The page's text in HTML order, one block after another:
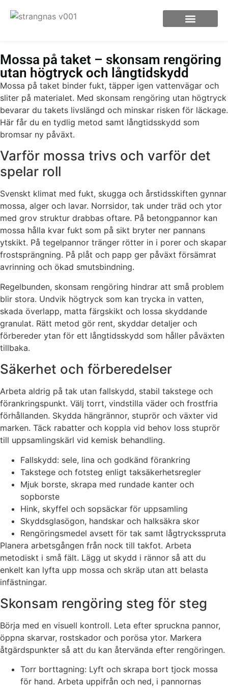
Mossa på taket – skonsam rengöring
utan högtryck och långtidskydd
Mossa på taket binder fukt, täpper igen vattenvägar och
sliter på materialet. Med skonsam rengöring utan högtryck
bevarar du takets livslängd och minskar risken för läckage.
Här får du en tydlig metod samt långtidsskydd som
bromsar ny påväxt.
Varför mossa trivs och varför det
spelar roll
Svenskt klimat med fukt, skugga och årstidsskiften gynnar
mossa, alger och lavar. Norrsidor, tak under träd och ytor
med grov struktur drabbas oftare. På betongpannor kan
mossa hålla kvar fukt som på sikt bryter ner pannans
ytskikt. På tegelpannor tränger rötter in i porer och skapar
frostsprängning. På plåt och papp ger påväxt försämrat
avrinning och ökad smutsbindning.
Regelbunden, skonsam rengöring hindrar att små problem
blir stora. Undvik högtryck som kan trycka in vatten,
skada överlapp, matta färgskikt och lossa skyddande
granulat. Rätt metod gör rent, skyddar detaljer och
förbereder ytan för ett långtidsskydd som håller påväxten
tillbaka.
Säkerhet och förberedelser
Arbeta aldrig på tak utan fallskydd, stabil takstege och
förankringspunkt. Välj torrt, vindstilla väder och frostfria
förhållanden. Skydda hängrännor, stuprör och växter vid
marken. Täck rabatter och koppla vid behov loss stuprör
till uppsamlingskärl vid kemisk behandling.
Fallskydd: sele, lina och godkänd förankring
Takstege och fotsteg enligt taksäkerhetsregler
Mjuk borste, skrapa med rundade kanter och
sopborste
Hink, skyffel och sopsäckar för uppsamling
Skyddsglasögon, handskar och halksäkra skor
Rengöringsmedel avsett för tak samt lågtrycksspruta
Planera arbetsgången från nock till takfot. Arbeta
metodiskt i små fält. Lägg ut skydd i rännor så att du
enkelt kan lyfta upp mossa och skräp utan att belasta
infästningar.
Skonsam rengöring steg för steg
Börja med en visuell kontroll. Leta efter spruckna pannor,
öppna skarvar, rostskador och porösa ytor. Markera
åtgärdspunkter så att du kan återvända efter rengöringen.
Torr borttagning: Lyft och skrapa bort tjock mossa
för hand. Arbeta uppifrån och ned, i pannornas